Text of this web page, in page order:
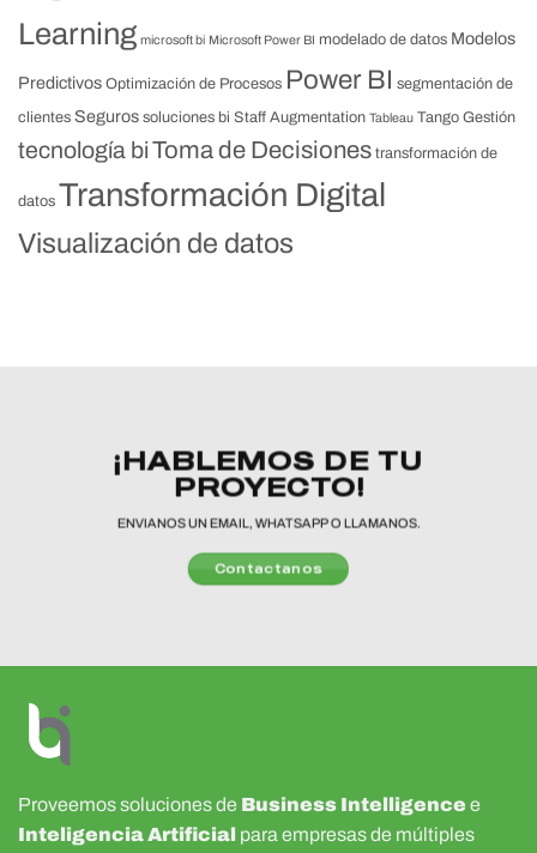
Learning microsoft bi Microsoft Power BI modelado de datos Modelos
Predictivos Optimización de Procesos Power BI segmentación de
clientes Seguros soluciones bi Staff Augmentation Tableau Tango Gestión
tecnología biToma de Decisiones transformación de
datos Transformación Digital
Visualización de datos
¡HABLEMOS DE TU
PROYECTO!
ENVIANOS UN EMAIL, WHATSAPP O LLAMANOS.
Contactanos
Proveemos soluciones de Business Intelligence e
Inteligencia Artificial para empresas de múltiples